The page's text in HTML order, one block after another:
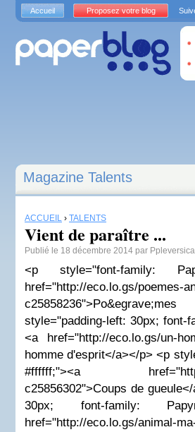
Magazine Talents
ACCUEIL › TALENTS
Vient de paraître ...
Publié le 18 décembre 2014 par
<p style="font-family:
href="http://eco.lo.gs/poemes-
style="padding-left: 30px; font-
<a href="http://eco.lo.gs/un-
homme d'esprit</a></p> <p
#ffffff;"><a href="http://
c25856302">Coups de
30px; font-family:
href="http://eco.lo.gs/animal-
Accueil Proposez votre blog